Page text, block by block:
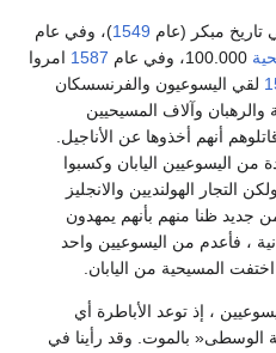
تاريخ مبكر (عام 1549)، وفي عام
1587 امروا
لقي اليسوعيون والفرنسسكان
وآلاف المسيحيين
أنهم أخذوها عن الأناجيل.
فئة جديدة من اليسوعيين اليابان وكسبوا
التجار الهولنديين والانجليز
ظنا منهم بأنهم يمهدون
، فأعدم من اليسوعيين واحد
المسيحية من اليابان.
، إذ توعد الأباطرة أي
بالموت. وقد رأينا في